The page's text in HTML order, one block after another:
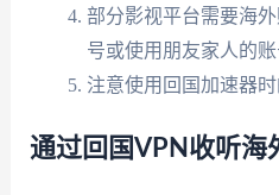
部分影视平台需要海
号或使用朋友家人的账
注意使用回国加速器
通过回国VPN收听海